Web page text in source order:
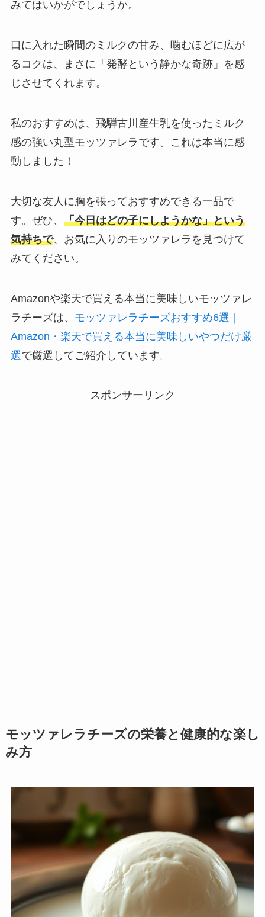
みてはいかがでしょうか。
口に入れた瞬間のミルクの甘み、噛むほどに広が
るコクは、まさに「発酵という静かな奇跡」を感
じさせてくれます。
私のおすすめは、飛騨古川産生乳を使ったミルク
感の強い丸型モッツァレラです。これは本当に感
動しました！
大切な友人に胸を張っておすすめできる一品で
す。ぜひ、 「今日はどの子にしようかな」という
気持ちで、お気に入りのモッツァレラを見つけて
みてください。
Amazonや楽天で買える本当に美味しいモッツァレ
ラチーズは、 モッツァレラチーズおすすめ6選｜
Amazon・楽天で買える本当に美味しいやつだけ厳
選で厳選してご紹介しています。
スポンサーリンク
モッツァレラチーズの栄養と健康的な楽し
み方